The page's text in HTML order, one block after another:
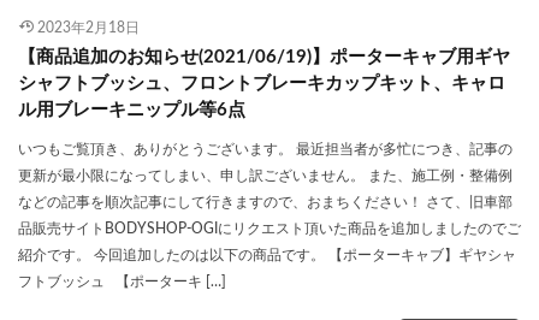
2023年2月18日
【商品追加のお知らせ(2021/06/19)】ポーターキャブ用ギヤ
シャフトブッシュ、フロントブレーキカップキット、キャロ
ル用ブレーキニップル等6点
いつもご覧頂き、ありがとうございます。 最近担当者が多忙につき、記事の
更新が最小限になってしまい、申し訳ございません。 また、施工例・整備例
などの記事を順次記事にして行きますので、おまちください！ さて、旧車部
品販売サイトBODYSHOP-OGIにリクエスト頂いた商品を追加しましたのでご
紹介です。 今回追加したのは以下の商品です。 【ポーターキャブ】ギヤシャ
フトブッシュ 【ポーターキ […]